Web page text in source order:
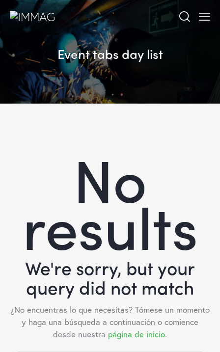
Event tabs day list
No
results
We're sorry, but your
query did not match
¿No encuentras lo que necesitas? Tómese un momento
y haga una búsqueda a continuación o comience
desde nuestra página de inicio.